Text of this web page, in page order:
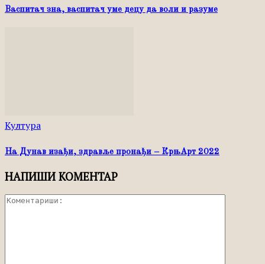
Васпитач зна, васпитач уме децу да воли и разуме
Култура
На Дунав изађи, здравље пронађи – КрњАрт 2022
НАПИШИ КОМЕНТАР